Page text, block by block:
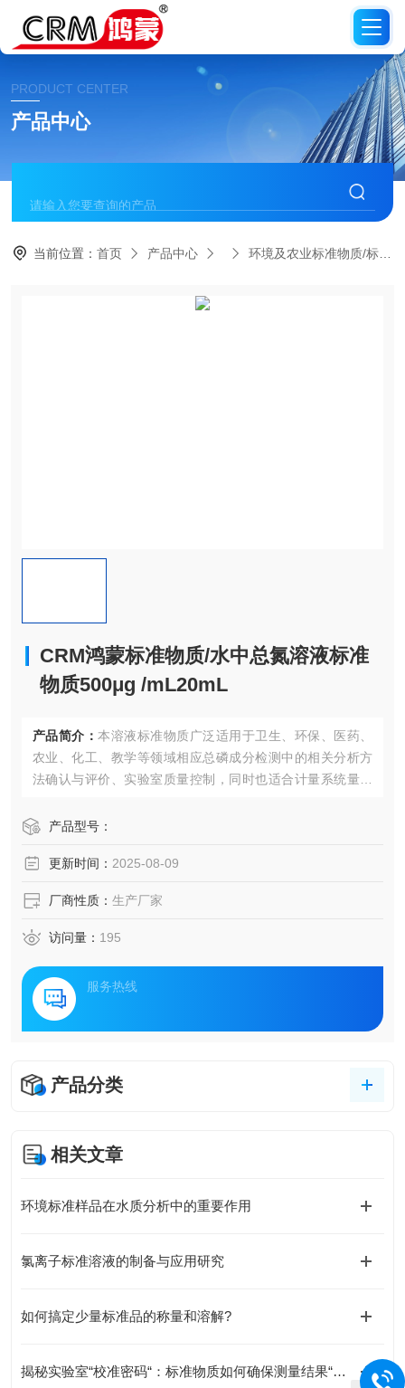
PRODUCT CENTER
产品中心
当前位置：首页 产品中心 环境及农业标准物质/标准品
CRM鸿蒙标准物质/水中总氮溶液标准
物质500μg /mL20mL
产品简介： 本溶液标准物质广泛适用于卫生、环保、医药、
农业、化工、教学等领域相应总磷成分检测中的相关分析方
法确认与评价、实验室质量控制，同时也适合计量系统量值
产品型号：
更新时间： 2025-08-09
厂商性质： 生产厂家
访问量： 195
服务热线
产品分类
相关文章
环境标准样品在水质分析中的重要作用
氯离子标准溶液的制备与应用研究
如何搞定少量标准品的称量和溶解?
揭秘实验室“校准密码“：标准物质如何确保测量结果“毫厘不差“